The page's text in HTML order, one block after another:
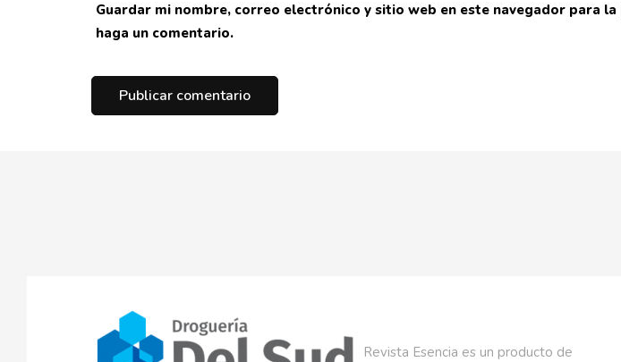
Guardar mi nombre, correo electrónico y sitio web en este navegador para la
haga un comentario.
Revista Esencia es un producto de